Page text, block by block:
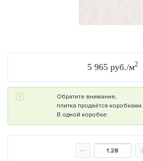
5 965 руб./м2
Обратите внимание,
плитка продаётся коробками.
В одной коробке: